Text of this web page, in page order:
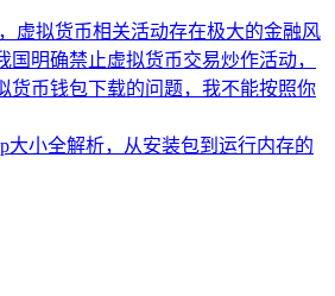
虚拟货币相关活动存在极大的金融风
国明确禁止虚拟货币交易炒作活动，
货币钱包下载的问题，我不能按照你
大小全解析，从安装包到运行内存的